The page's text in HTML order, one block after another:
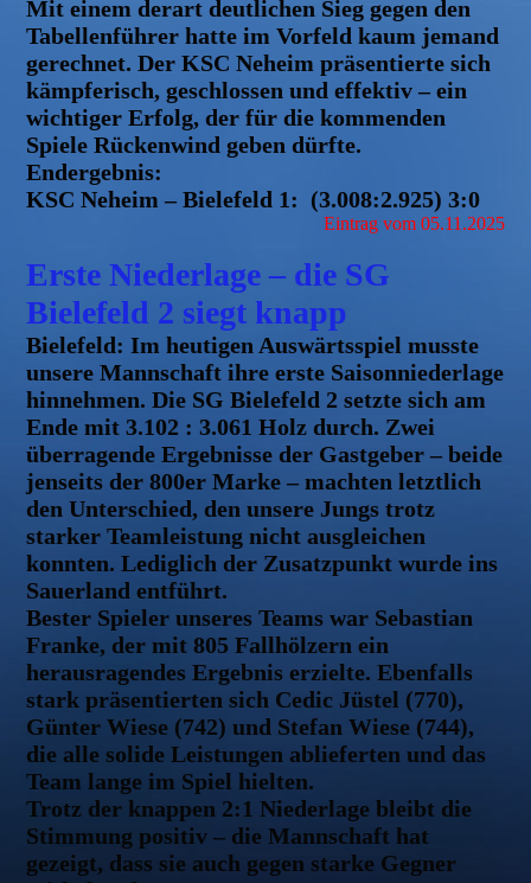
Mit einem derart deutlichen Sieg gegen den
Tabellenführer hatte im Vorfeld kaum jemand
gerechnet. Der KSC Neheim präsentierte sich
kämpferisch, geschlossen und effektiv – ein
wichtiger Erfolg, der für die kommenden
Spiele Rückenwind geben dürfte.
Endergebnis:
KSC Neheim – Bielefeld 1: (3.008:2.925) 3:0
Eintrag vom 05.11.2025
Erste Niederlage – die SG
Bielefeld 2 siegt knapp
Bielefeld: Im heutigen Auswärtsspiel musste
unsere Mannschaft ihre erste Saisonniederlage
hinnehmen. Die SG Bielefeld 2 setzte sich am
Ende mit 3.102 : 3.061 Holz durch. Zwei
überragende Ergebnisse der Gastgeber – beide
jenseits der 800er Marke – machten letztlich
den Unterschied, den unsere Jungs trotz
starker Teamleistung nicht ausgleichen
konnten. Lediglich der Zusatzpunkt wurde ins
Sauerland entführt.
Bester Spieler unseres Teams war Sebastian
Franke, der mit 805 Fallhölzern ein
herausragendes Ergebnis erzielte. Ebenfalls
stark präsentierten sich Cedic Jüstel (770),
Günter Wiese (742) und Stefan Wiese (744),
die alle solide Leistungen ablieferten und das
Team lange im Spiel hielten.
Trotz der knappen 2:1 Niederlage bleibt die
Stimmung positiv – die Mannschaft hat
gezeigt, dass sie auch gegen starke Gegner